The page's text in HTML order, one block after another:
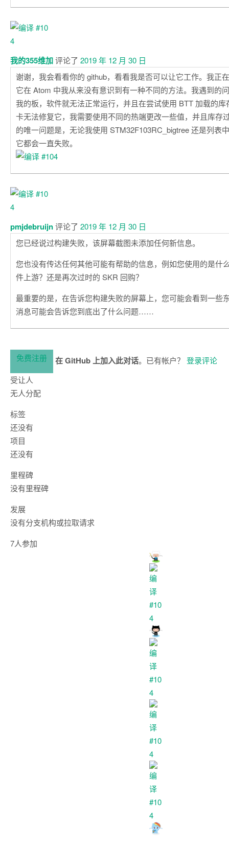
我的355维加评论了 2019 年 12 月 30 日
谢谢，我会看看你的 github，看看我是否可以让它工作。我正
它在 Atom 中我从来没有意识到有一种不同的方法。我遇到的
我的板，软件就无法正常运行，并且在尝试使用 BTT 加载的
卡无法修复它，我需要使用不同的热端更改一些值，并且库存
的唯一问题是，无论我使用 STM32F103RC_bigtree 还是列表
它都会一直失败。
pmjdebruijn评论了 2019 年 12 月 30 日
您已经说过构建失败，该屏幕截图未添加任何新信息。
您也没有传达任何其他可能有帮助的信息，例如您使用的是什
件上游？还是再次过时的 SKR 回购？
最重要的是，在告诉您构建失败的屏幕上，您可能会看到一些
消息可能会告诉您到底出了什么问题……
免费注册 在 GitHub 上加入此对话。已有帐户？ 登录评论
受让人
无人分配
标签
还没有
项目
还没有
里程碑
没有里程碑
发展
没有分支机构或拉取请求
7人参加